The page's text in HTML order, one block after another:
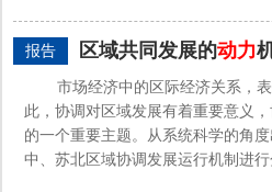
报告 区域共同发展的动力
市场经济中的区际经济关系，
此，协调对区域发展有着重要意义
的一个重要主题。从系统科学的角
中、苏北区域协调发展运行机制进